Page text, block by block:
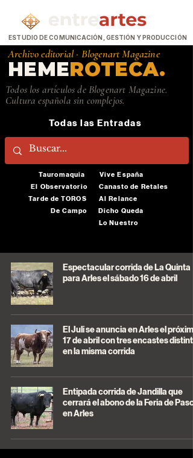
ESTUDIO DE COMUNICACIÓN, GESTIÓN Y PRODUCCIÓN
Archivo editorial · Blogenart Magazine
HEMEROTECA.
Todos los artículos de Blogenart Magazine.
Cultura española sin complejos.
Todas las Entradas
Tauromaquia
El Observatorio
Tarde de TOROS
De Campo
Vive España
Canasto de Retales
Al Relance
Dicho Queda
Lo Nuestro
Espectacular corrida de La Quinta
para Arles el sábado 16 de abril
El Juli se anuncia en Arles el próximo
17 de abril con tres encastes
en la misma corrida
Entipada corrida de Jandilla que
cerrará el abono de la Feria de
en Arles